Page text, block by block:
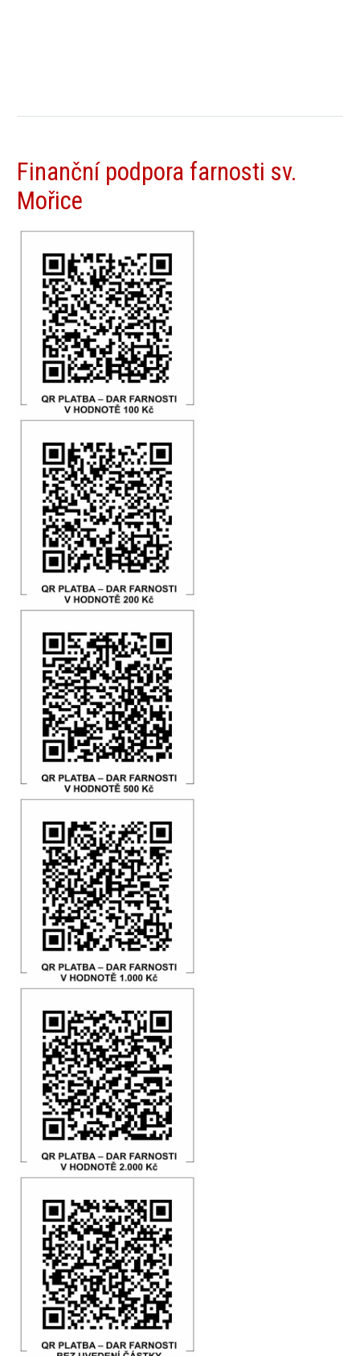
Finanční podpora farnosti sv.
Mořice